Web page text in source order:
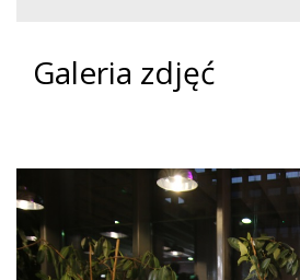
Galeria zdjęć